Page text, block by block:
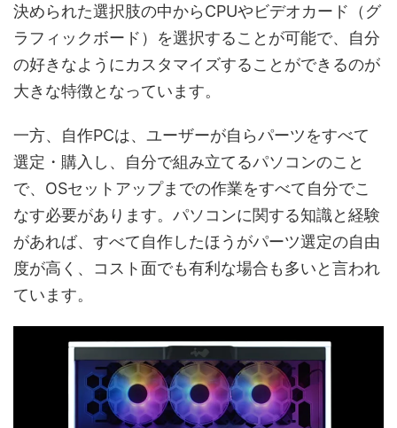
決められた選択肢の中からCPUやビデオカード（グ
ラフィックボード）を選択することが可能で、自分
の好きなようにカスタマイズすることができるのが
大きな特徴となっています。
一方、自作PCは、ユーザーが自らパーツをすべて
選定・購入し、自分で組み立てるパソコンのこと
で、OSセットアップまでの作業をすべて自分でこ
なす必要があります。パソコンに関する知識と経験
があれば、すべて自作したほうがパーツ選定の自由
度が高く、コスト面でも有利な場合も多いと言われ
ています。